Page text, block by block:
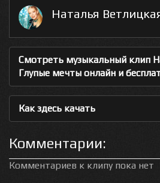
Наталья
Смотреть музыкальный клип
Глупые мечты онлайн и
Как здесь качать
Комментарии:
Комментариев к клипу пока нет